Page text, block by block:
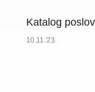
Katalog
10.11.'23.